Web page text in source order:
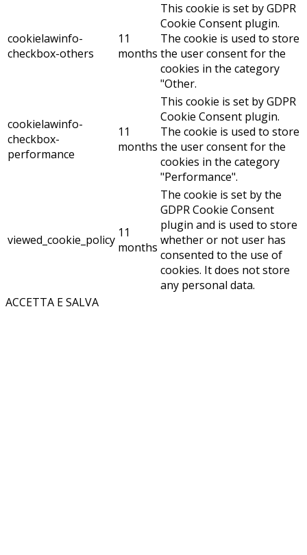
cookielawinfo-
checkbox-others
11
months
This cookie is set by GDPR
Cookie Consent plugin.
The cookie is used to store
the user consent for the
cookies in the category
"Other.
cookielawinfo-
checkbox-
performance
11
months
This cookie is set by GDPR
Cookie Consent plugin.
The cookie is used to store
the user consent for the
cookies in the category
"Performance".
viewed_cookie_policy 11
months
The cookie is set by the
GDPR Cookie Consent
plugin and is used to store
whether or not user has
consented to the use of
cookies. It does not store
any personal data.
ACCETTA E SALVA